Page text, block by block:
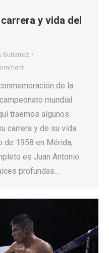
y vida del
Gutierrez
de la
mundial
traemos algunos
carrera y de su vida.
de 1958 en Mérida,
es Juan Antonio
profundas…